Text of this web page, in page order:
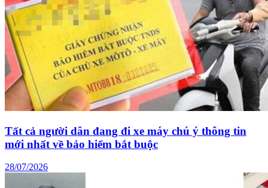
Tất cả người dân đang đi xe máy chú ý thông tin
mới nhất về bảo hiểm bắt buộc
28/07/2026